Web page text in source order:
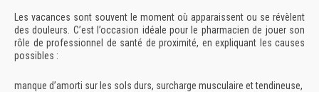
Les vacances sont souvent le moment où apparaissent ou se révèlent
des douleurs. C’est l’occasion idéale pour le pharmacien de jouer son
rôle de professionnel de santé de proximité, en expliquant les causes
possibles :
manque d’amorti sur les sols durs, surcharge musculaire et tendineuse,